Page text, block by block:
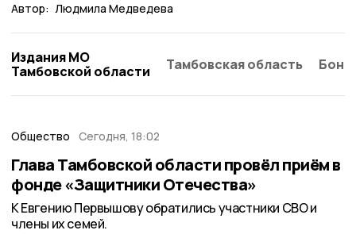
Автор: Людмила Медведева
Издания МО
Тамбовской области
Тамбовская область
Общество Сегодня, 18:02
Глава Тамбовской области провёл приём в
фонде «Защитники Отечества»
К Евгению Первышову обратились участники СВО и
члены их семей.